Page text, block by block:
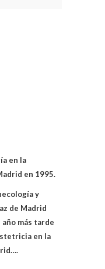
en la
en 1995.
y
de Madrid
más tarde
en la